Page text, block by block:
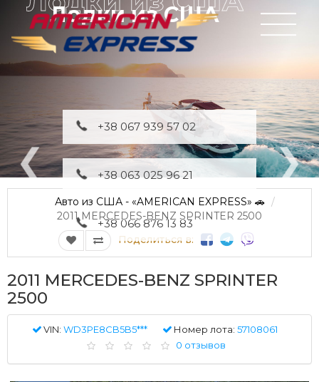
Лодки из США
+38 067 939 57 02
+38 063 025 96 21
+38 066 876 13 83
Авто из США - «AMERICAN EXPRESS» 🚗
2011 MERCEDES-BENZ SPRINTER 2500
Поделиться в:
2011 MERCEDES-BENZ SPRINTER
2500
VIN: WD3PE8CB5B5*** Номер лота: 57108061
0 отзывов